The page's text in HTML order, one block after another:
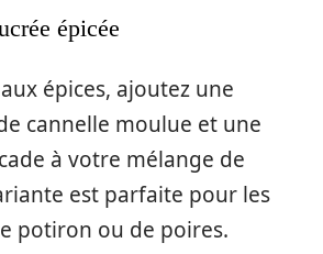
épicée
épices, ajoutez une
cannelle moulue et une
à votre mélange de
est parfaite pour les
potiron ou de poires.